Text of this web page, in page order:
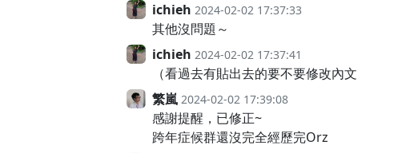
ichieh 2024-02-02 17:37:33
其他沒問題～
ichieh 2024-02-02 17:37:41
（看過去有貼出去的要不要修改內文
繁嵐 2024-02-02 17:39:08
感謝提醒，已修正~
跨年症候群還沒完全經歷完Orz